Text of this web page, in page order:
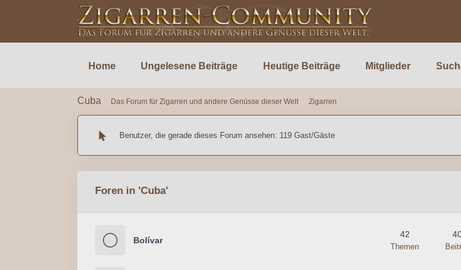
Home Ungelesene Beiträge Heutige Beiträge Mitglieder
Cuba Das Forum für Zigarren und andere Genüsse dieser Welt Zigarren
Benutzer, die gerade dieses Forum ansehen: 119 Gast/Gäste
Foren in 'Cuba'
Bolívar
42
Themen